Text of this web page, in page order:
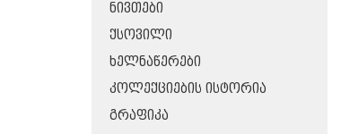
ᲜᲘᲕᲗᲔᲑᲘ
ᲥᲡᲝᲕᲘᲚᲘ
ᲮᲔᲚᲜᲐᲬᲔᲠᲔᲑᲘ
ᲙᲝᲚᲔᲥᲪᲘᲔᲑᲘᲡ ᲘᲡᲢᲝᲠᲘᲐ
ᲒᲠᲐᲤᲘᲙᲐ